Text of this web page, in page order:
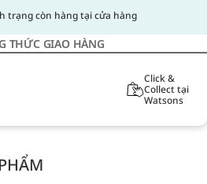
trạng còn hàng tại cửa hàng
THỨC GIAO HÀNG
Click &
Collect tại
Watsons